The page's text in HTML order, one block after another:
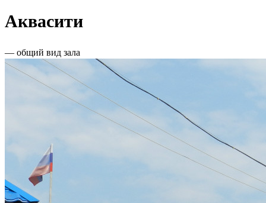
Аквасити
— общий вид зала